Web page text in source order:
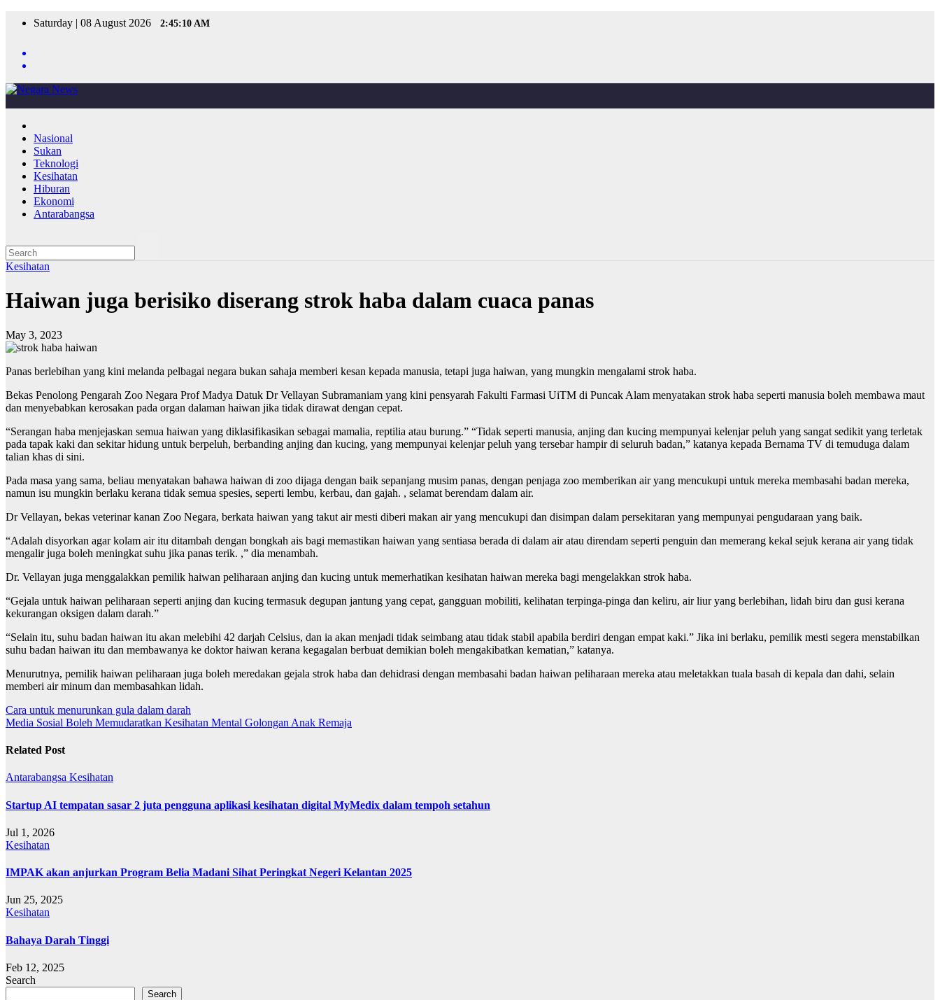
Saturday | 08 August 2026 2:45:10 AM
Nasional
Sukan
Teknologi
Kesihatan
Hiburan
Ekonomi
Antarabangsa
Kesihatan
Haiwan juga berisiko diserang strok haba dalam cuaca panas
May 3, 2023
Panas berlebihan yang kini melanda pelbagai negara bukan sahaja memberi kesan kepada manusia, tetapi juga haiwan, yang mungkin mengalami strok haba.
Bekas Penolong Pengarah Zoo Negara Prof Madya Datuk Dr Vellayan Subramaniam yang kini pensyarah Fakulti Farmasi UiTM di Puncak Alam menyatakan strok haba seperti manusia boleh membawa maut
dan menyebabkan kerosakan pada organ dalaman haiwan jika tidak dirawat dengan cepat.
“Serangan haba menjejaskan semua haiwan yang diklasifikasikan sebagai mamalia, reptilia atau burung.” “Tidak seperti manusia, anjing dan kucing mempunyai kelenjar peluh yang sangat sedikit yang terletak
pada tapak kaki dan sekitar hidung untuk berpeluh, berbanding anjing dan kucing, yang mempunyai kelenjar peluh yang tersebar hampir di seluruh badan,” katanya kepada Bernama TV di temuduga dalam
talian khas di sini.
Pada masa yang sama, beliau menyatakan bahawa haiwan di zoo dijaga dengan baik sepanjang musim panas, dengan penjaga zoo memberikan air yang mencukupi untuk mereka membasahi badan mereka,
namun isu mungkin berlaku kerana tidak semua spesies, seperti lembu, kerbau, dan gajah. , selamat berendam dalam air.
Dr Vellayan, bekas veterinar kanan Zoo Negara, berkata haiwan yang takut air mesti diberi makan air yang mencukupi dan disimpan dalam persekitaran yang mempunyai pengudaraan yang baik.
“Adalah disyorkan agar kolam air itu ditambah dengan bongkah ais bagi memastikan haiwan yang sentiasa berada di dalam air atau direndam seperti penguin dan memerang kekal sejuk kerana air yang tidak
mengalir juga boleh meningkat suhu jika panas terik. ,” dia menambah.
Dr. Vellayan juga menggalakkan pemilik haiwan peliharaan anjing dan kucing untuk memerhatikan kesihatan haiwan mereka bagi mengelakkan strok haba.
“Gejala untuk haiwan peliharaan seperti anjing dan kucing termasuk degupan jantung yang cepat, gangguan mobiliti, kelihatan terpinga-pinga dan keliru, air liur yang berlebihan, lidah biru dan gusi kerana
kekurangan oksigen dalam darah.”
“Selain itu, suhu badan haiwan itu akan melebihi 42 darjah Celsius, dan ia akan menjadi tidak seimbang atau tidak stabil apabila berdiri dengan empat kaki.” Jika ini berlaku, pemilik mesti segera menstabilkan
suhu badan haiwan itu dan membawanya ke doktor haiwan kerana kegagalan berbuat demikian boleh mengakibatkan kematian,” katanya.
Menurutnya, pemilik haiwan peliharaan juga boleh meredakan gejala strok haba dan dehidrasi dengan membasahi badan haiwan peliharaan mereka atau meletakkan tuala basah di kepala dan dahi, selain
memberi air minum dan membasahkan lidah.
Post
navigation
Cara untuk menurunkan gula dalam darah
Media Sosial Boleh Memudaratkan Kesihatan Mental Golongan Anak Remaja
Related Post
Antarabangsa Kesihatan
Startup AI tempatan sasar 2 juta pengguna aplikasi kesihatan digital MyMedix dalam tempoh setahun
Jul 1, 2026
Kesihatan
IMPAK akan anjurkan Program Belia Madani Sihat Peringkat Negeri Kelantan 2025
Jun 25, 2025
Kesihatan
Bahaya Darah Tinggi
Feb 12, 2025
Search
Search